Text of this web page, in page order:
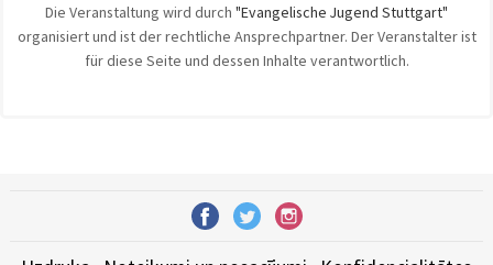
Die Veranstaltung wird durch "Evangelische Jugend Stuttgart"
organisiert und ist der rechtliche Ansprechpartner. Der Veranstalter ist
für diese Seite und dessen Inhalte verantwortlich.